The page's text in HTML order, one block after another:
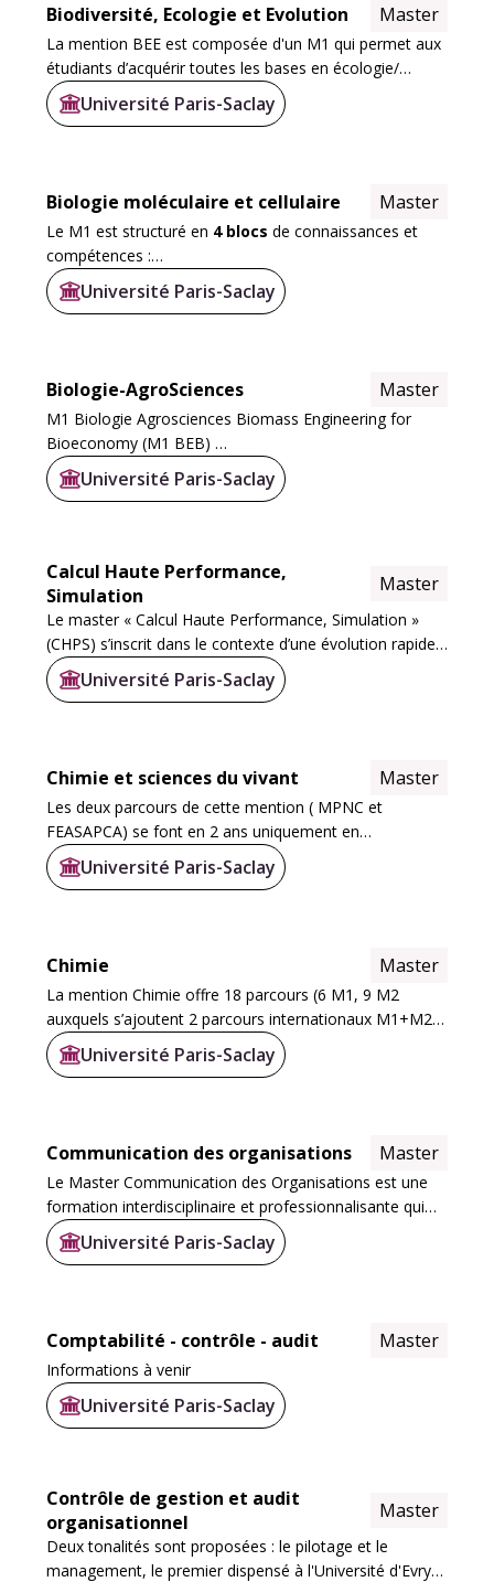
Biodiversité, Ecologie et Evolution Master
La mention BEE est composée d'un M1 qui permet aux
étudiants d’acquérir toutes les bases en écologie/
évolution avec des approches aussi d'observations sur
le terrain, d'analyses en laboratoire que de...
Université Paris-Saclay
Biologie moléculaire et cellulaire Master
Le M1 est structuré en 4 blocs de connaissances et
compétences :
Le blocMéthodes et Fondamentaux pour
Université Paris-Saclay
Biologie-AgroSciences Master
M1 Biologie Agrosciences Biomass Engineering for
Bioeconomy (M1 BEB)
M1 Biologie Agrosciences Animales (M1 BioAgro
M1 Biologie Agrosciences Plant Sciences (M1 BioAgro
Plant Sciences)
M2...
Université Paris-Saclay
Calcul Haute Performance,
Simulation
Master
Le master « Calcul Haute Performance, Simulation »
(CHPS) s’inscrit dans le contexte d’une évolution rapide
des architectures informatiques (multicœurs, GPU,
accélérateurs spécialisés) et d’une...
Université Paris-Saclay
Chimie et sciences du vivant Master
Les deux parcours de cette mention ( MPNC et
FEASAPCA) se font en 2 ans uniquement en
apprentissage, le recrutement est conditionné à la
signature d’un contrat d’apprentissage. L’alternance est
Université Paris-Saclay
Chimie Master
La mention Chimie offre 18 parcours (6 M1, 9 M2
auxquels s’ajoutent 2 parcours internationaux M1+M2
et 1 parcours M1+M2 en apprentissage) menant aux
métiers en lien avec la Chimie et ses interfaces...
Université Paris-Saclay
Communication des organisations Master
Le Master Communication des Organisations est une
formation interdisciplinaire et professionnalisante qui
s’appuie sur les apports croisés des sciences de
l’information et de la communication, du...
Université Paris-Saclay
Comptabilité - contrôle - audit Master
Informations à venir
Université Paris-Saclay
Contrôle de gestion et audit
organisationnel
Master
Deux tonalités sont proposées : le pilotage et le
management, le premier dispensé à l'Université d'Evry